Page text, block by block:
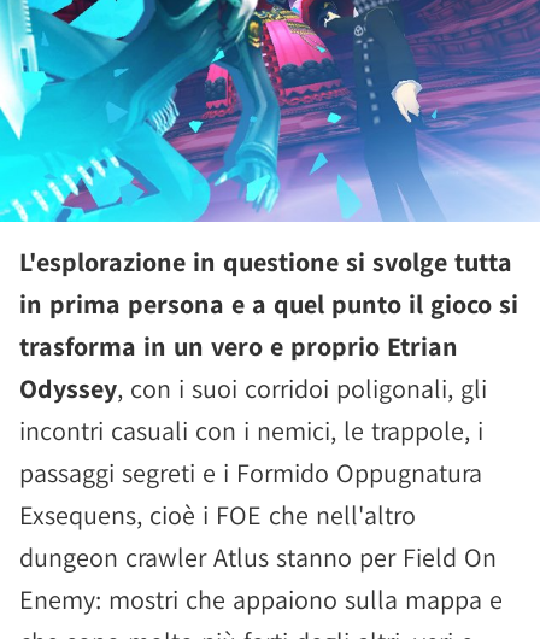
L'esplorazione in questione si svolge tutta
in prima persona e a quel punto il gioco si
trasforma in un vero e proprio Etrian
Odyssey, con i suoi corridoi poligonali, gli
incontri casuali con i nemici, le trappole, i
passaggi segreti e i Formido Oppugnatura
Exsequens, cioè i FOE che nell'altro
dungeon crawler Atlus stanno per Field On
Enemy: mostri che appaiono sulla mappa e